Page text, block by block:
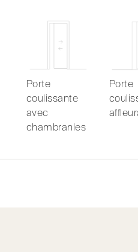
Porte
coulissante
avec
chambranles
Porte